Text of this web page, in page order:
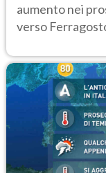
aumento nei
verso